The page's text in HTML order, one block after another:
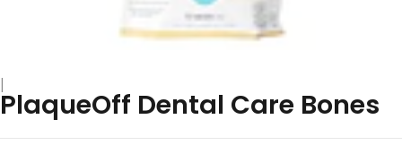
PlaqueOff Dental Care Bones